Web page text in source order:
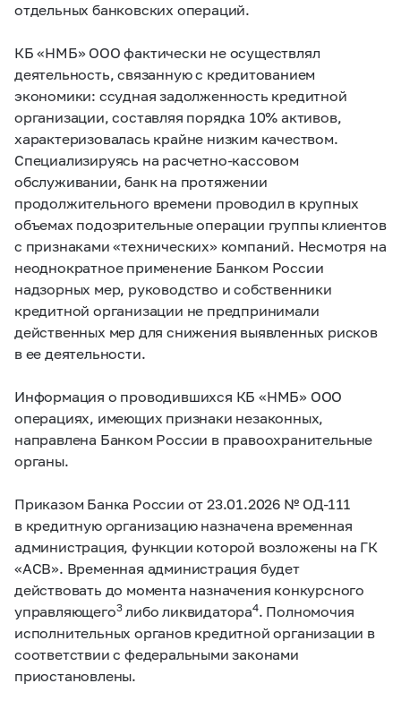
отдельных банковских операций.
КБ «НМБ» ООО фактически не осуществлял
деятельность, связанную с кредитованием
экономики: ссудная задолженность кредитной
организации, составляя порядка 10% активов,
характеризовалась крайне низким качеством.
Специализируясь на расчетно-кассовом
обслуживании, банк на протяжении
продолжительного времени проводил в крупных
объемах подозрительные операции группы клиентов
с признаками «технических» компаний. Несмотря на
неоднократное применение Банком России
надзорных мер, руководство и собственники
кредитной организации не предпринимали
действенных мер для снижения выявленных рисков
в ее деятельности.
Информация о проводившихся КБ «НМБ» ООО
операциях, имеющих признаки незаконных,
направлена Банком России в правоохранительные
органы.
Приказом Банка России от 23.01.2026 № ОД-111
в кредитную организацию назначена временная
администрация, функции которой возложены на ГК
«АСВ». Временная администрация будет
действовать до момента назначения конкурсного
управляющего3либо ликвидатора4. Полномочия
исполнительных органов кредитной организации в
соответствии с федеральными законами
приостановлены.